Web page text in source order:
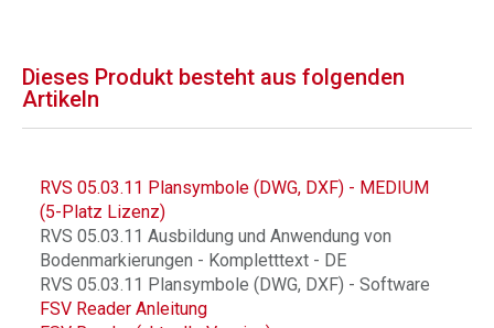
Dieses Produkt besteht aus folgenden
Artikeln
RVS 05.03.11 Plansymbole (DWG, DXF) - MEDIUM
(5-Platz Lizenz)
RVS 05.03.11 Ausbildung und Anwendung von
Bodenmarkierungen - Kompletttext - DE
RVS 05.03.11 Plansymbole (DWG, DXF) - Software
FSV Reader Anleitung